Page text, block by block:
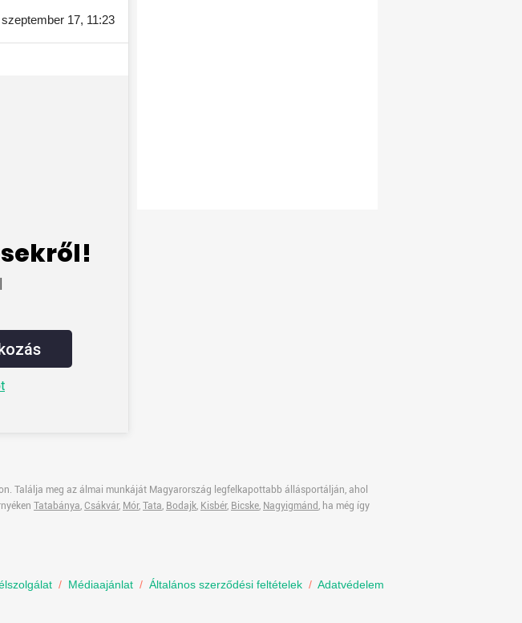
szeptember 17, 11:23
Találja meg az álmai munkáját Magyarország legfelkapottabb állásportálján, ahol
Tatabánya, Csákvár, Mór, Tata, Bodajk, Kisbér, Bicske, Nagyigmánd, ha még így
/ Médiaajánlat / Általános szerződési feltételek / Adatvédelem